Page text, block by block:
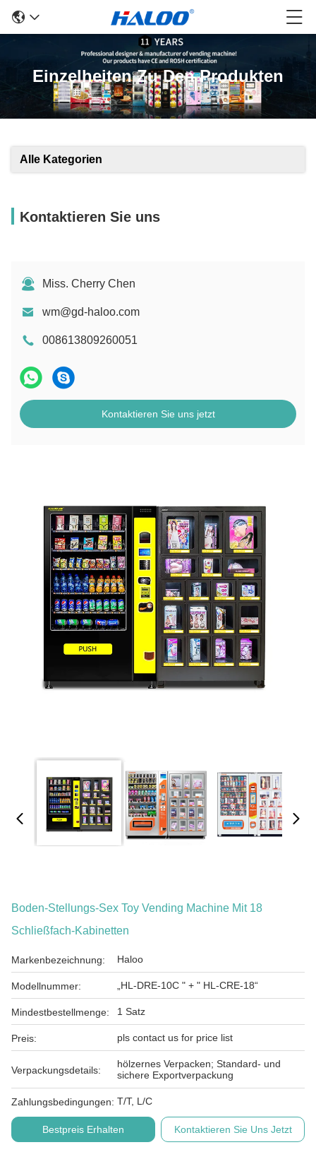
Einzelheiten Zu Den Produkten
Alle Kategorien
Kontaktieren Sie uns
Miss. Cherry Chen
wm@gd-haloo.com
008613809260051
Kontaktieren Sie uns jetzt
Boden-Stellungs-Sex Toy Vending Machine Mit 18
Schließfach-Kabinetten
Markenbezeichnung: Haloo
Modellnummer: „HL-DRE-10C " + " HL-CRE-18“
Mindestbestellmenge: 1 Satz
Preis: pls contact us for price list
Verpackungsdetails:
hölzernes Verpacken; Standard- und
sichere Exportverpackung
Zahlungsbedingungen: T/T, L/C
Bestpreis Erhalten Kontaktieren Sie Uns Jetzt